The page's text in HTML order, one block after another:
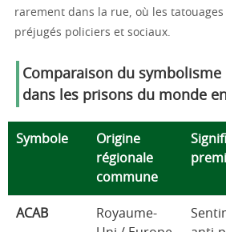
rarement dans la rue, où les
préjugés policiers et sociaux.
Comparaison du symbolisme
dans les prisons du monde
Symbole
Origine
régionale
commune
ACAB
Royaume-